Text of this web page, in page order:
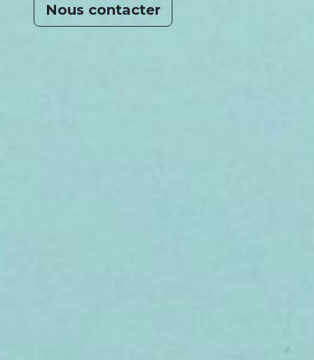
Nous contacter